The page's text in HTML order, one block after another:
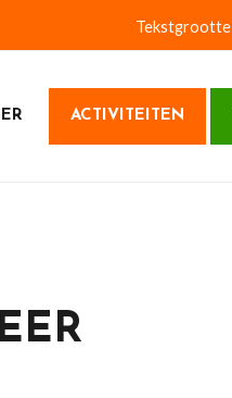
Tekstgrootte
ACTIVITEITEN